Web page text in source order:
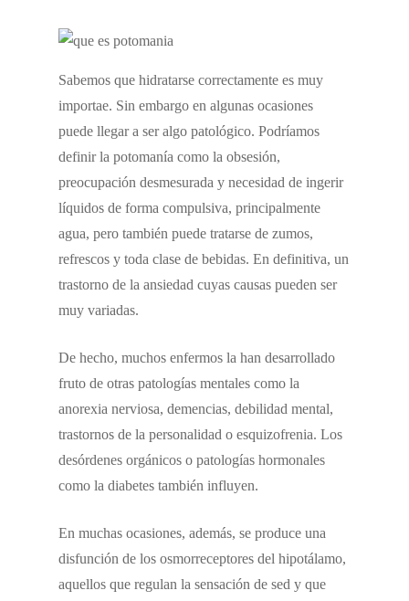
Sabemos que hidratarse correctamente es muy
importae. Sin embargo en algunas ocasiones
puede llegar a ser algo patológico. Podríamos
definir la potomanía como la obsesión,
preocupación desmesurada y necesidad de ingerir
líquidos de forma compulsiva, principalmente
agua, pero también puede tratarse de zumos,
refrescos y toda clase de bebidas. En definitiva, un
trastorno de la ansiedad cuyas causas pueden ser
muy variadas.
De hecho, muchos enfermos la han desarrollado
fruto de otras patologías mentales como la
anorexia nerviosa, demencias, debilidad mental,
trastornos de la personalidad o esquizofrenia. Los
desórdenes orgánicos o patologías hormonales
como la diabetes también influyen.
En muchas ocasiones, además, se produce una
disfunción de los osmorreceptores del hipotálamo,
aquellos que regulan la sensación de sed y que